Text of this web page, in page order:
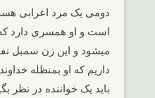
دومی یک مرد اعرابی
است و او همسری دارد
میشود و این زن سمبل
داریم که او بمنظله
باید یک خواننده در نظر